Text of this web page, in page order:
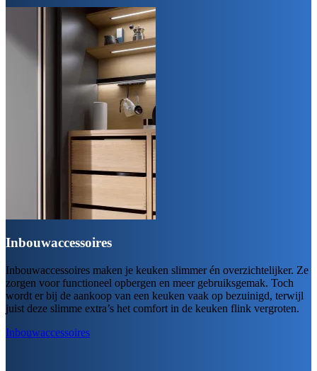
Inbouwaccessoires
Inbouwaccessoires maken je keuken slimmer én overzichtelijker. Ze
zorgen voor functioneel opbergen en meer gebruiksgemak. Toch
wordt er bij de aankoop van een keuken vaak op bezuinigd, terwijl
juist deze slimme extra’s het comfort in de keuken flink vergroten.
Inbouwaccessoires